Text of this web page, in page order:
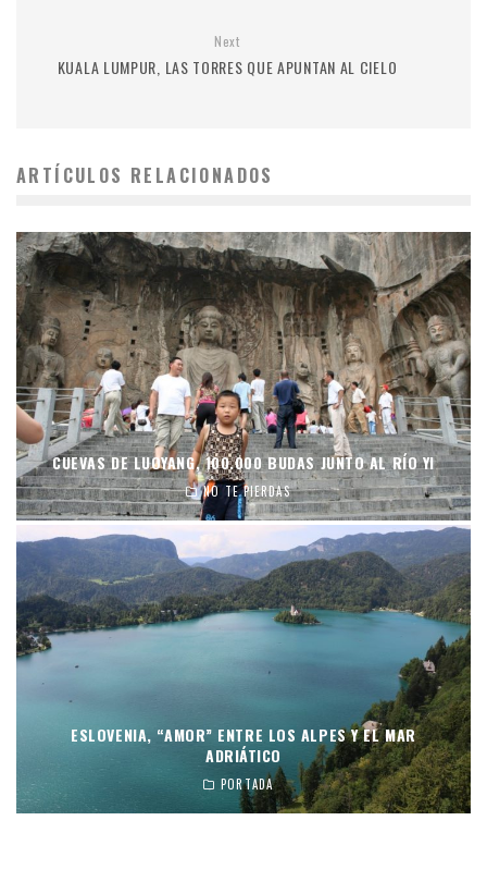
Next
KUALA LUMPUR, LAS TORRES QUE APUNTAN AL CIELO
ARTÍCULOS RELACIONADOS
CUEVAS DE LUOYANG, 100.000 BUDAS JUNTO AL RÍO YI
NO TE PIERDAS
ESLOVENIA, “AMOR” ENTRE LOS ALPES Y EL MAR
ADRIÁTICO
PORTADA